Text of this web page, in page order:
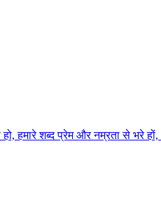
हमारे शब्द प्रेम और नम्रता से भरे